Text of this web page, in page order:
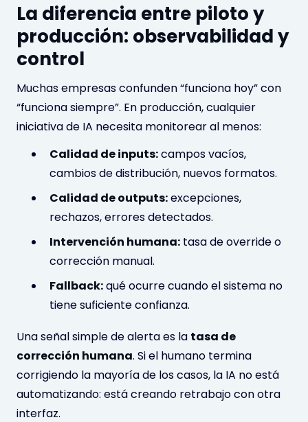
La diferencia entre piloto y
producción: observabilidad y
control
Muchas empresas confunden “funciona hoy” con
“funciona siempre”. En producción, cualquier
iniciativa de IA necesita monitorear al menos:
Calidad de inputs:campos vacíos,
cambios de distribución, nuevos formatos.
Calidad de outputs:excepciones,
rechazos, errores detectados.
Intervención humana: tasa de override o
corrección manual.
Fallback:qué ocurre cuando el sistema no
tiene suficiente confianza.
Una señal simple de alerta es la tasa de
corrección humana. Si el humano termina
corrigiendo la mayoría de los casos, la IA no está
automatizando: está creando retrabajo con otra
interfaz.